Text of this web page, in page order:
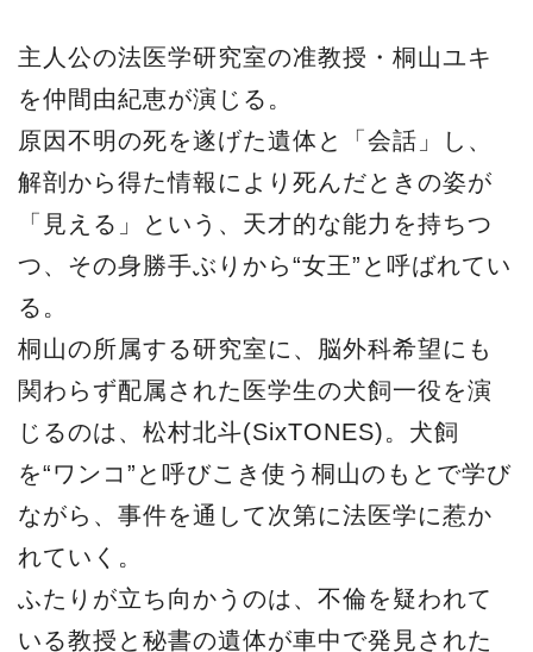
主人公の法医学研究室の准教授・桐山ユキ
を仲間由紀恵が演じる。
原因不明の死を遂げた遺体と「会話」し、
解剖から得た情報により死んだときの姿が
「見える」という、天才的な能力を持ちつ
つ、その身勝手ぶりから“女王”と呼ばれてい
る。
桐山の所属する研究室に、脳外科希望にも
関わらず配属された医学生の犬飼一役を演
じるのは、松村北斗(SixTONES)。犬飼
を“ワンコ”と呼びこき使う桐山のもとで学び
ながら、事件を通して次第に法医学に惹か
れていく。
ふたりが立ち向かうのは、不倫を疑われて
いる教授と秘書の遺体が車中で発見された